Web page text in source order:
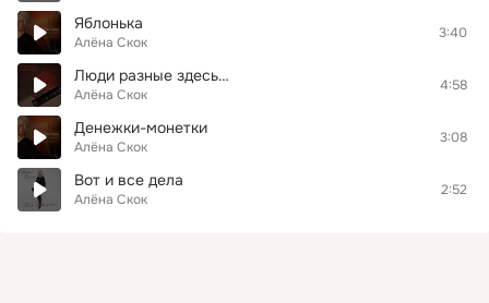
Яблонька
Алёна Скок
3:40
Люди разные здесь…
Алёна Скок
4:58
Денежки-монетки
Алёна Скок
3:08
Вот и все дела
Алёна Скок
2:52